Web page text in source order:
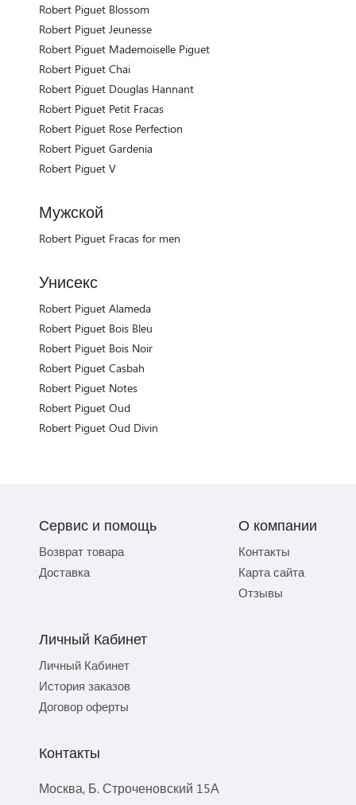
Robert Piguet Blossom
Robert Piguet Jeunesse
Robert Piguet Mademoiselle Piguet
Robert Piguet Chai
Robert Piguet Douglas Hannant
Robert Piguet Petit Fracas
Robert Piguet Rose Perfection
Robert Piguet Gardenia
Robert Piguet V
Мужской
Robert Piguet Fracas for men
Унисекс
Robert Piguet Alameda
Robert Piguet Bois Bleu
Robert Piguet Bois Noir
Robert Piguet Casbah
Robert Piguet Notes
Robert Piguet Oud
Robert Piguet Oud Divin
Сервис и помощь
Возврат товара
Доставка
О компании
Контакты
Карта сайта
Отзывы
Личный Кабинет
Личный Кабинет
История заказов
Договор оферты
Контакты
Москва, Б. Строченовский 15А